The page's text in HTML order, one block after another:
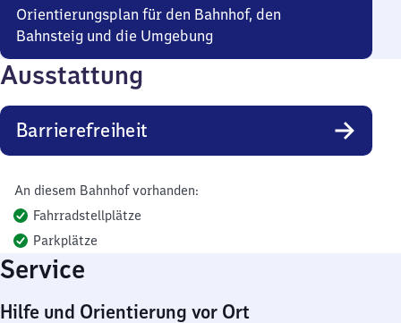
Orientierungsplan für den Bahnhof, den
Bahnsteig und die Umgebung
Ausstattung
Barrierefreiheit
An diesem Bahnhof vorhanden:
Fahrradstellplätze
Parkplätze
Service
Hilfe und Orientierung vor Ort